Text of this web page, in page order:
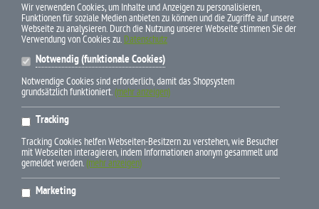
ZAHLUNGSWEISEN
* Alle Preise inkl. gesetzl. Mehrwertsteuer zzgl. Versandkosten und
ggf. Nachnahmegebühren, wenn nicht anders beschrieben
Wir verwenden Cookies, um Inhalte und Anzeigen zu personalisieren,
Funktionen für soziale Medien anbieten zu können und die Zugriffe auf unsere
Webseite zu analysieren. Durch die Nutzung unserer Webseite stimmen Sie der
Verwendung von Cookies zu. Datenschutz
Notwendig (funktionale Cookies)
Notwendige Cookies sind erforderlich, damit das Shopsystem
grundsätzlich funktioniert.(mehr anzeigen)
Tracking
Tracking Cookies helfen Webseiten-Besitzern zu verstehen, wie Besucher
mit Webseiten interagieren, indem Informationen anonym gesammelt und
gemeldet werden.(mehr anzeigen)
Marketing